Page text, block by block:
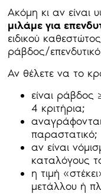
Ακόμη κι αν
μιλάμε για
ειδικού
ράβδος/
Αν θέλετε να το
είναι
4 κριτήρια;
παραστατικό;
αν είναι
καταλόγους
η τιμή
μετάλλου ή